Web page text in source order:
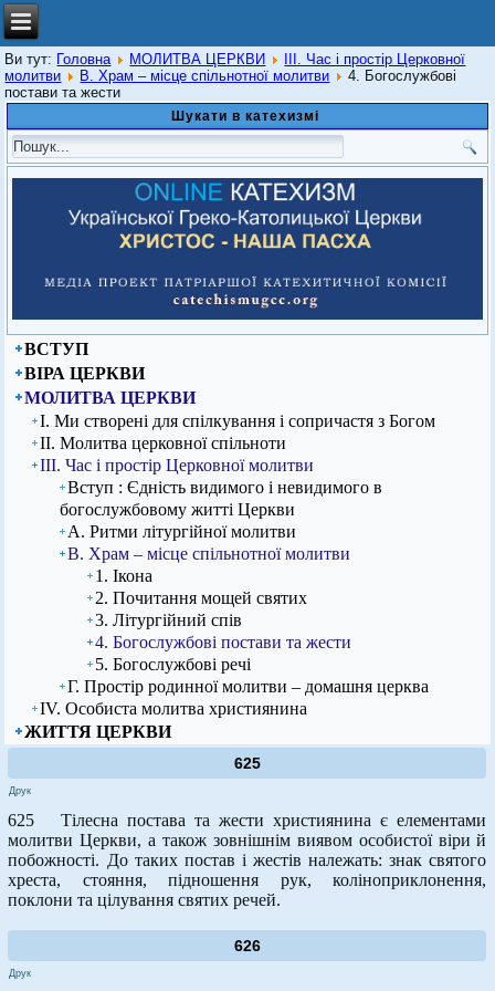
Ви тут: Головна МОЛИТВА ЦЕРКВИ
ІІІ. Час і простір Церковної
молитви
В. Храм – місце спільнотної молитви
4. Богослужбові
постави та жести
Шукати в катехизмі
ВСТУП
ВІРА ЦЕРКВИ
МОЛИТВА ЦЕРКВИ
І. Ми створені для спілкування і сопричастя з Богом
ІІ. Молитва церковної спільноти
ІІІ. Час і простір Церковної молитви
Вступ : Єдність видимого і невидимого в
богослужбовому житті Церкви
А. Ритми літургійної молитви
В. Храм – місце спільнотної молитви
1. Ікона
2. Почитання мощей святих
3. Літургійний спів
4. Богослужбові постави та жести
5. Богослужбові речі
Г. Простір родинної молитви – домашня церква
ІV. Особиста молитва християнина
ЖИТТЯ ЦЕРКВИ
625
Друк
625 Тілесна постава та жести християнина є елементами
молитви Церкви, а також зовнішнім виявом особистої віри й
побожності. До таких постав і жестів належать: знак святого
хреста, стояння, підношення рук, коліноприклонення,
поклони та цілування святих речей.
626
Друк